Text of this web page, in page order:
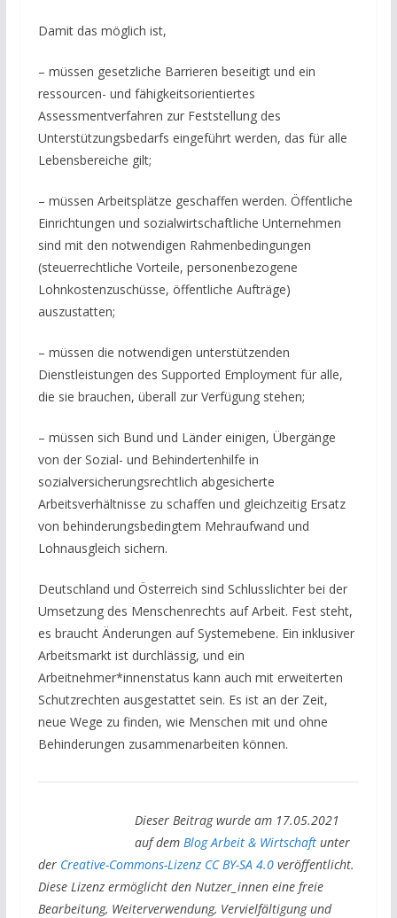
Damit das möglich ist,
– müssen gesetzliche Barrieren beseitigt und ein
ressourcen- und fähigkeitsorientiertes
Assessmentverfahren zur Feststellung des
Unterstützungsbedarfs eingeführt werden, das für alle
Lebensbereiche gilt;
– müssen Arbeitsplätze geschaffen werden. Öffentliche
Einrichtungen und sozialwirtschaftliche Unternehmen
sind mit den notwendigen Rahmenbedingungen
(steuerrechtliche Vorteile, personenbezogene
Lohnkostenzuschüsse, öffentliche Aufträge)
auszustatten;
– müssen die notwendigen unterstützenden
Dienstleistungen des Supported Employment für alle,
die sie brauchen, überall zur Verfügung stehen;
– müssen sich Bund und Länder einigen, Übergänge
von der Sozial- und Behindertenhilfe in
sozialversicherungsrechtlich abgesicherte
Arbeitsverhältnisse zu schaffen und gleichzeitig Ersatz
von behinderungsbedingtem Mehraufwand und
Lohnausgleich sichern.
Deutschland und Österreich sind Schlusslichter bei der
Umsetzung des Menschenrechts auf Arbeit. Fest steht,
es braucht Änderungen auf Systemebene. Ein inklusiver
Arbeitsmarkt ist durchlässig, und ein
Arbeitnehmer*innenstatus kann auch mit erweiterten
Schutzrechten ausgestattet sein. Es ist an der Zeit,
neue Wege zu finden, wie Menschen mit und ohne
Behinderungen zusammenarbeiten können.
Dieser Beitrag wurde am 17.05.2021
auf dem Blog Arbeit & Wirtschaftunter
der Creative-Commons-Lizenz CC BY-SA 4.0veröffentlicht.
Diese Lizenz ermöglicht den Nutzer_innen eine freie
Bearbeitung, Weiterverwendung, Vervielfältigung und